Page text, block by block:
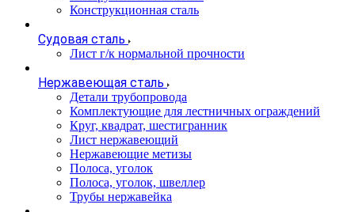
Конструкционная сталь
Судовая сталь
Лист г/к нормальной прочности
Нержавеющая сталь
Детали трубопровода
Комплектующие для лестничных ограждений
Круг, квадрат, шестигранник
Лист нержавеющий
Нержавеющие метизы
Полоса, уголок
Полоса, уголок, швеллер
Трубы нержавейка